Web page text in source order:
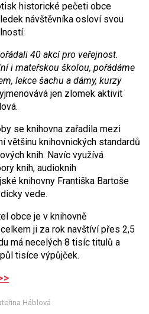
historické pečeti obce
návštěvníka osloví svou
40 akcí pro veřejnost.
i mateřskou školou, pořádáme
lekce šachu a dámy, kurzy
jen zlomek aktivit
se knihovna zařadila mezi
většinu knihovnických standardů
knih. Navíc využívá
knih, audioknih
knihovny Františka Bartoše
vede.
obce je v knihovně
ji za rok navštíví přes 2,5
má necelých 8 tisíc titulů a
tisíce výpůjček.
Háblová